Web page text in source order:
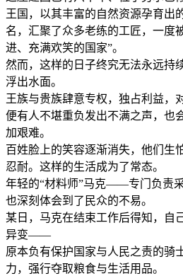
王国，以其丰富的自然资源孕育出
名，汇聚了众多老练的工匠，一度
进、充满欢笑的国家”。
然而，这样的日子终究无法永远持
浮出水面。
王族与贵族肆意专权，独占利益，
便有人不堪重负发出不满之声，也
加艰难。
百姓脸上的笑容逐渐消失，他们生
忍耐。这样的生活成为了常态。
年轻的“材料师”马克——专门负责
也深刻体会到了民众的不易。
某日，马克在结束工作后得知，自
异变——
原本负有保护国家与人民之责的骑
力，强行夺取粮食与生活用品。